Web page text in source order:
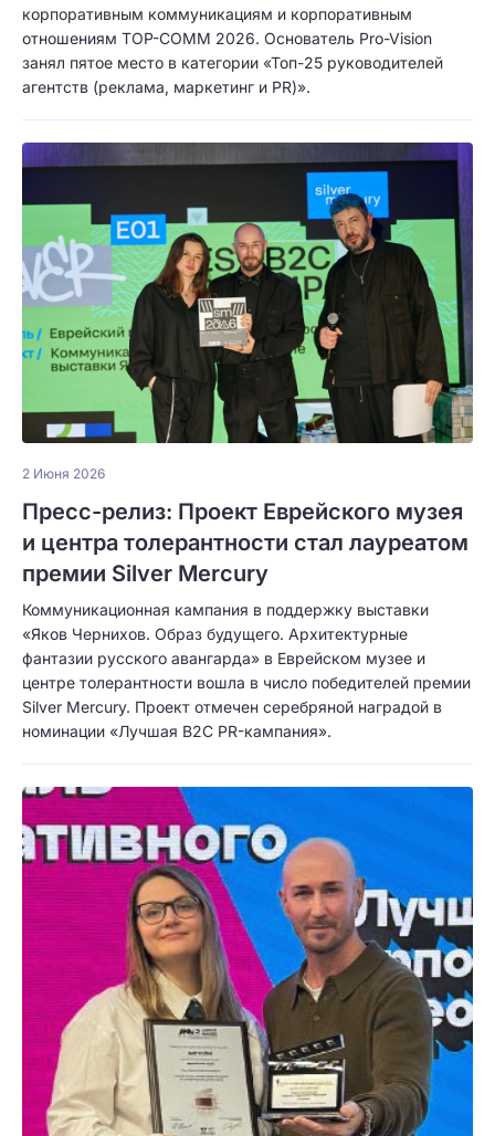
корпоративным коммуникациям и корпоративным
отношениям TOP-COMM 2026. Основатель Pro-Vision
занял пятое место в категории «Топ-25 руководителей
агентств (реклама, маркетинг и PR)».
2 Июня 2026
Пресс-релиз: Проект Еврейского музея
и центра толерантности стал лауреатом
премии Silver Mercury
Коммуникационная кампания в поддержку выставки
«Яков Чернихов. Образ будущего. Архитектурные
фантазии русского авангарда» в Еврейском музее и
центре толерантности вошла в число победителей премии
Silver Mercury. Проект отмечен серебряной наградой в
номинации «Лучшая B2C PR-кампания».